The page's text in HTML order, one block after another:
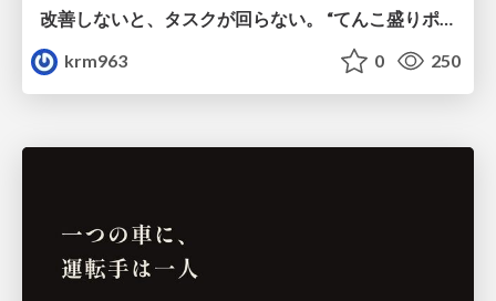
改善しないと、タスクが回らない。 “てんこ盛りポジション” を引き継いだ情シスの、入社3ヶ月の業務改善録
krm963
0 250